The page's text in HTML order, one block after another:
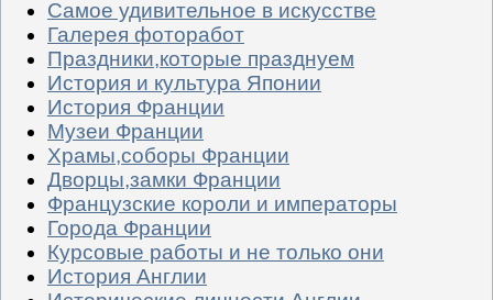
Самое удивительное в искусстве
Галерея фоторабот
Праздники,которые празднуем
История и культура Японии
История Франции
Музеи Франции
Храмы,соборы Франции
Дворцы,замки Франции
Французские короли и императоры
Города Франции
Курсовые работы и не только они
История Англии